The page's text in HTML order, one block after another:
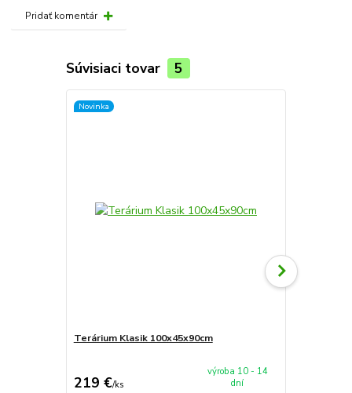
Pridať komentár
Súvisiaci tovar 5
Novinka
Terárium Klasik 100x45x90cm
219 €/ks
výroba 10 - 14
dní